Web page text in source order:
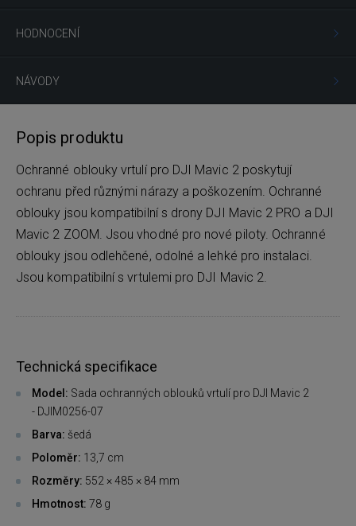
HODNOCENÍ
NÁVODY
Popis produktu
Ochranné oblouky vrtulí pro DJI Mavic 2 poskytují
ochranu před různými nárazy a poškozením. Ochranné
oblouky jsou kompatibilní s drony DJI Mavic 2 PRO a DJI
Mavic 2 ZOOM. Jsou vhodné pro nové piloty. Ochranné
oblouky jsou odlehčené, odolné a lehké pro instalaci.
Jsou kompatibilní s vrtulemi pro DJI Mavic 2.
Technická specifikace
Model: Sada ochranných oblouků vrtulí pro DJI Mavic 2
- DJIM0256-07
Barva: šedá
Poloměr: 13,7 cm
Rozměry: 552 × 485 × 84 mm
Hmotnost: 78 g